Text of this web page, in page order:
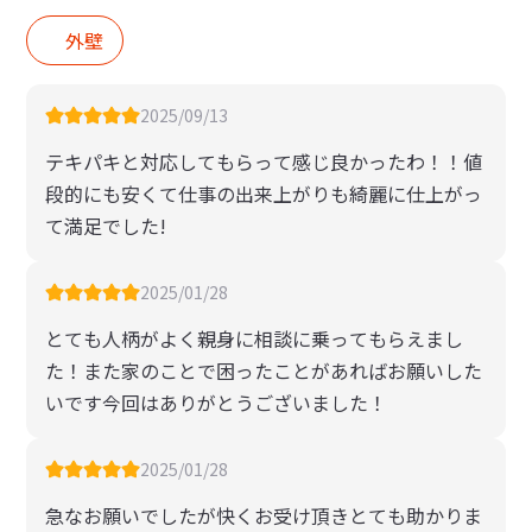
外壁
2025/09/13
テキパキと対応してもらって感じ良かったわ！！値
段的にも安くて仕事の出来上がりも綺麗に仕上がっ
て満足でした!
2025/01/28
とても人柄がよく親身に相談に乗ってもらえまし
た！また家のことで困ったことがあればお願いした
いです今回はありがとうございました！
2025/01/28
急なお願いでしたが快くお受け頂きとても助かりま